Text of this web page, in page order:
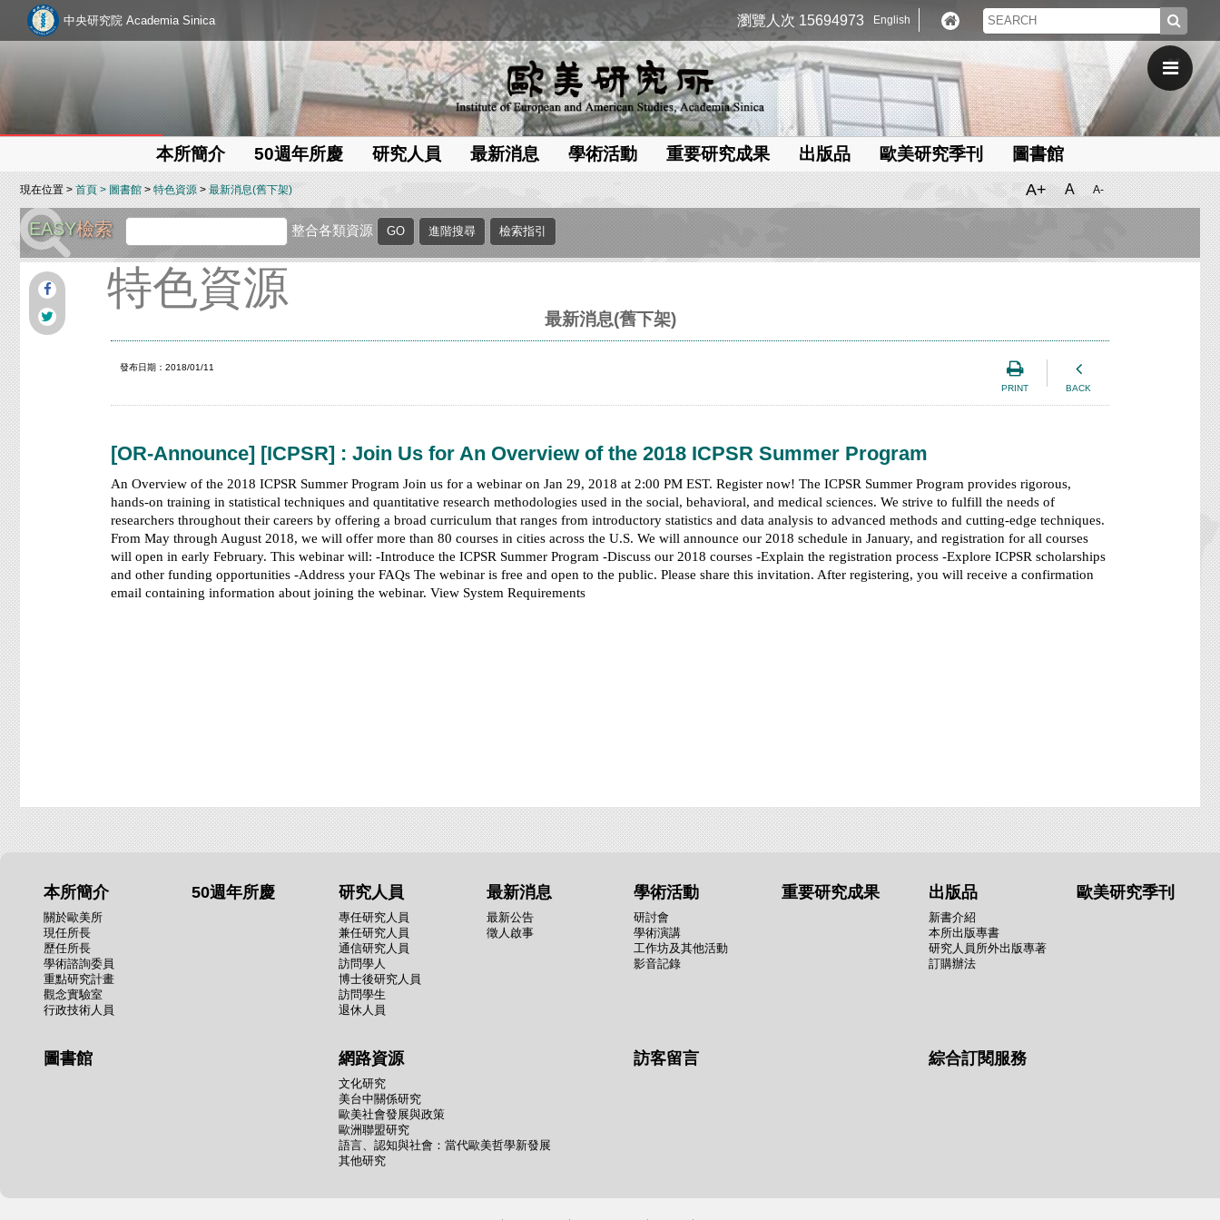
中央研究院 Academia Sinica 瀏覽人次 15694973 English
本所簡介 50週年所慶 研究人員 最新消息 學術活動 重要研究成果 出版品 歐美研究季刊 圖書館
現在位置 >首頁 >圖書館>特色資源>最新消息(舊下架) A+ A A-
EASY檢索 整合各類資源
特色資源
最新消息(舊下架)
PRINT BACK
發布日期：2018/01/11
[OR-Announce] [ICPSR] : Join Us for An Overview of the 2018 ICPSR Summer Program
An Overview of the 2018 ICPSR Summer Program Join us for a webinar on Jan 29, 2018 at 2:00 PM EST. Register now! The ICPSR Summer Program provides rigorous,
hands-on training in statistical techniques and quantitative research methodologies used in the social, behavioral, and medical sciences. We strive to fulfill the needs of
researchers throughout their careers by offering a broad curriculum that ranges from introductory statistics and data analysis to advanced methods and cutting-edge techniques.
From May through August 2018, we will offer more than 80 courses in cities across the U.S. We will announce our 2018 schedule in January, and registration for all courses
will open in early February. This webinar will: -Introduce the ICPSR Summer Program -Discuss our 2018 courses -Explain the registration process -Explore ICPSR scholarships
and other funding opportunities -Address your FAQs The webinar is free and open to the public. Please share this invitation. After registering, you will receive a confirmation
email containing information about joining the webinar. View System Requirements
本所簡介
關於歐美所
現任所長
歷任所長
學術諮詢委員
重點研究計畫
觀念實驗室
行政技術人員
50週年所慶 研究人員
專任研究人員
兼任研究人員
通信研究人員
訪問學人
博士後研究人員
訪問學生
退休人員
最新消息
最新公告
徵人啟事
學術活動
研討會
學術演講
工作坊及其他活動
影音記錄
重要研究成果 出版品
新書介紹
本所出版專書
研究人員所外出版專著
訂購辦法
歐美研究季刊
圖書館 網路資源
文化研究
美台中關係研究
歐美社會發展與政策
歐洲聯盟研究
語言、認知與社會：當代歐美哲學新發展
其他研究
訪客留言 綜合訂閱服務